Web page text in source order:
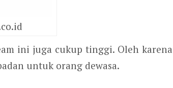
ini juga cukup tinggi. Oleh karena
untuk orang dewasa.